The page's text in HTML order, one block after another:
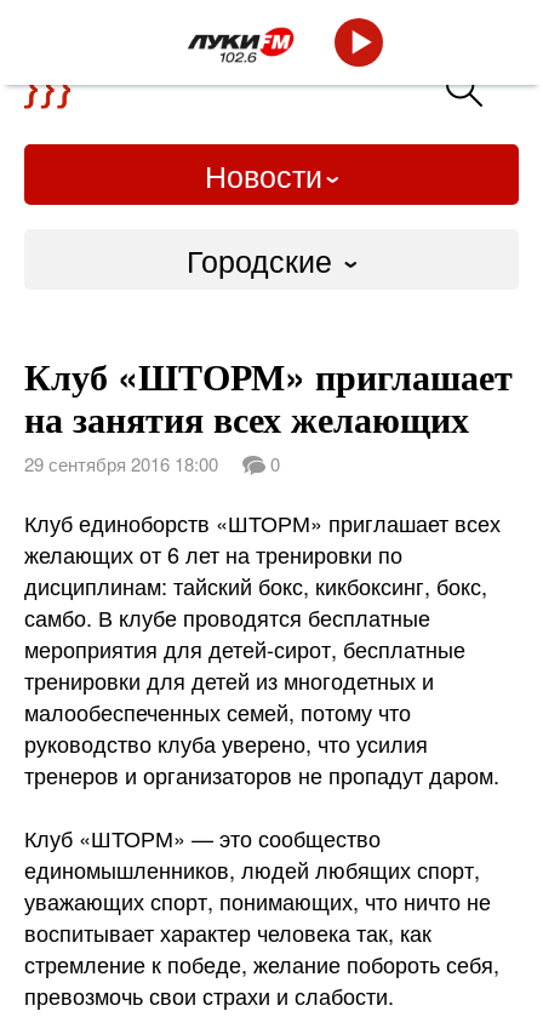
Новости
Городские
Слово Дело
Народные
Клуб «ШТОРМ» приглашает
на занятия всех желающих
29 сентября 2016 18:00 0
Клуб единоборств «ШТОРМ» приглашает всех
желающих от 6 лет на тренировки по
дисциплинам: тайский бокс, кикбоксинг, бокс,
самбо. В клубе проводятся бесплатные
мероприятия для детей-сирот, бесплатные
тренировки для детей из многодетных и
малообеспеченных семей, потому что
руководство клуба уверено, что усилия
тренеров и организаторов не пропадутдаром.
Клуб «ШТОРМ» — это сообщество
единомышленников, людей любящих спорт,
уважающих спорт, понимающих, что ничто не
воспитывает характер человека так, как
стремление к победе, желание побороть себя,
превозмочь свои страхи и слабости.